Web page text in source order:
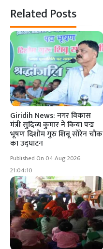
Related Posts
Giridih News: नगर विकास
मंत्री सुदिव्य कुमार ने किया पद्म
भूषण दिशोम गुरु शिबू सोरेन चौक
का उद्घाटन
Published On 04 Aug 2026
21:04:10